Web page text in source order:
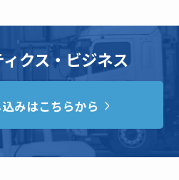
クス・ビジネス
みはこちらから